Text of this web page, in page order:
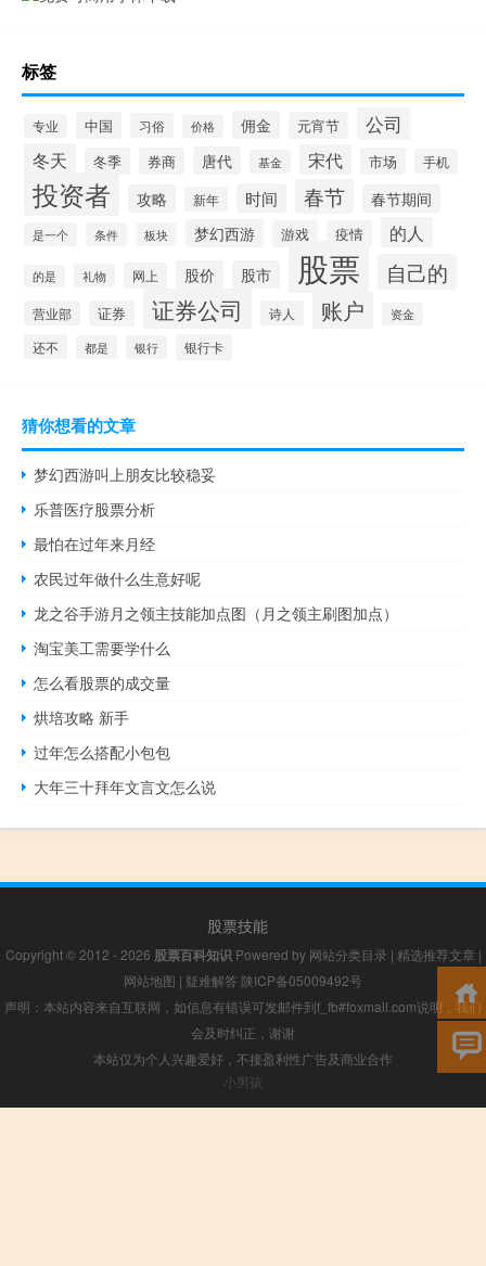
标签
专业 中国 习俗 价格 佣金 元宵节
公司
冬天
冬季 券商 唐代 基金 宋代 市场 手机
投资者 攻略 新年 时间 春节 春节期间
是一个 条件 板块 梦幻西游 游戏 疫情 的人
的是 礼物 网上 股价 股市 股票 自己的
营业部 证券 证券公司 诗人 账户 资金
还不 都是 银行 银行卡
猜你想看的文章
梦幻西游叫上朋友比较稳妥
乐普医疗股票分析
最怕在过年来月经
农民过年做什么生意好呢
龙之谷手游月之领主技能加点图（月之领主刷图加点）
淘宝美工需要学什么
怎么看股票的成交量
烘培攻略 新手
过年怎么搭配小包包
大年三十拜年文言文怎么说
股票技能
Copyright © 2012 - 2026 股票百科知识 Powered by 网站分类目录 | 精选推荐文章 |
网站地图 | 疑难解答 陕ICP备05009492号
声明：本站内容来自互联网，如信息有错误可发邮件到f_fb#foxmail.com说明，我们
会及时纠正，谢谢
本站仅为个人兴趣爱好，不接盈利性广告及商业合作
小男孩